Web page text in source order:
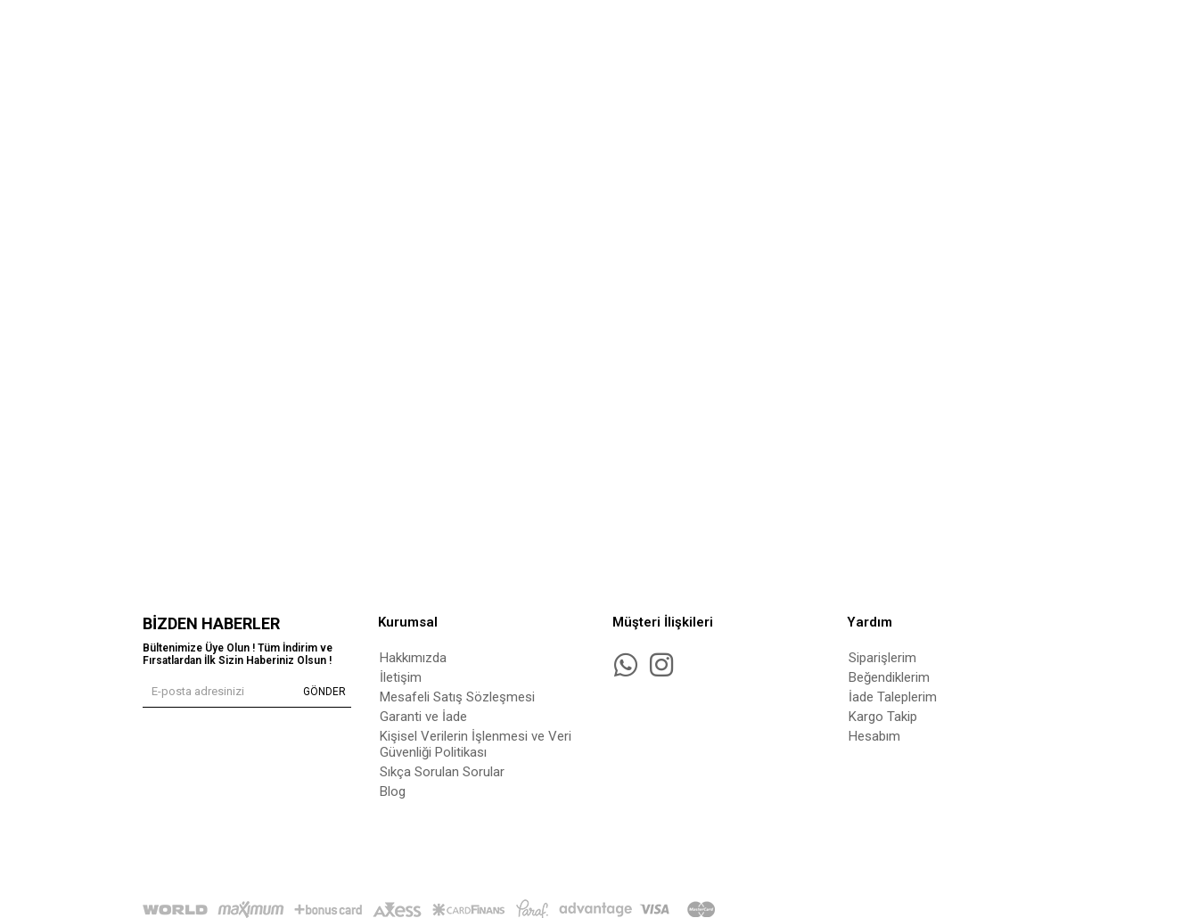
BIZDEN HABERLER
Bültenimize Üye Olun ! Tüm İndirim ve
Fırsatlardan İlk Sizin Haberiniz Olsun !
GÖNDER
Kurumsal
Hakkımızda
İletişim
Mesafeli Satış Sözleşmesi
Garanti ve İade
Kişisel Verilerin İşlenmesi ve Veri
Güvenliği Politikası
Sıkça Sorulan Sorular
Blog
Müşteri İlişkileri Yardım
Siparişlerim
Beğendiklerim
İade Taleplerim
Kargo Takip
Hesabım